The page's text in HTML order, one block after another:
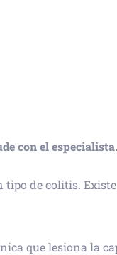
con el especialista.
tipo de colitis.
que lesiona la